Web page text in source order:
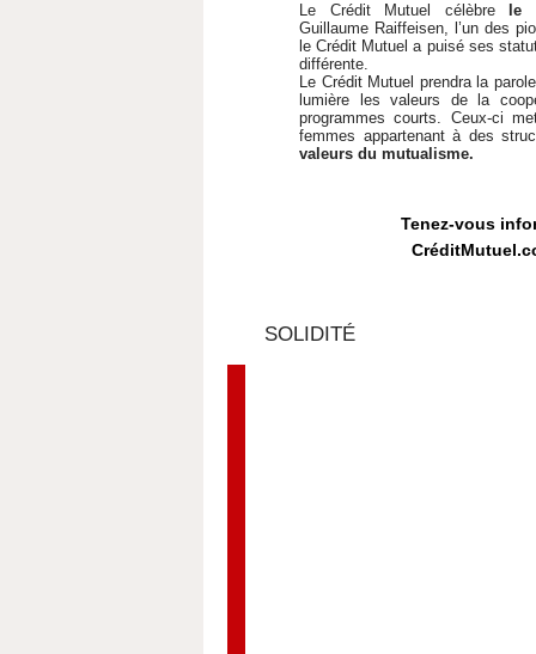
Le Crédit Mutuel célèbre
le
Guillaume Raiffeisen, l’un des
le Crédit Mutuel a puisé ses
différente.
Le Crédit Mutuel prendra la
lumière les valeurs de la
programmes courts. Ceux-ci
femmes appartenant à des
valeurs du mutualisme.
Tenez-vous
SOLIDITÉ